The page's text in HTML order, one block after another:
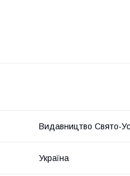
Видавництво Свято-
Україна